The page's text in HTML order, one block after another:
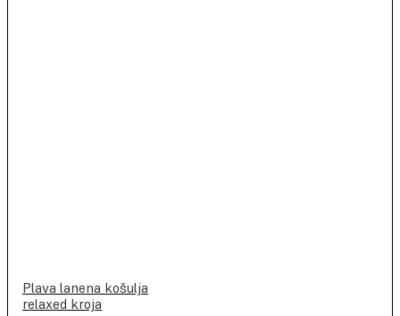
Plava lanena košulja
relaxed kroja